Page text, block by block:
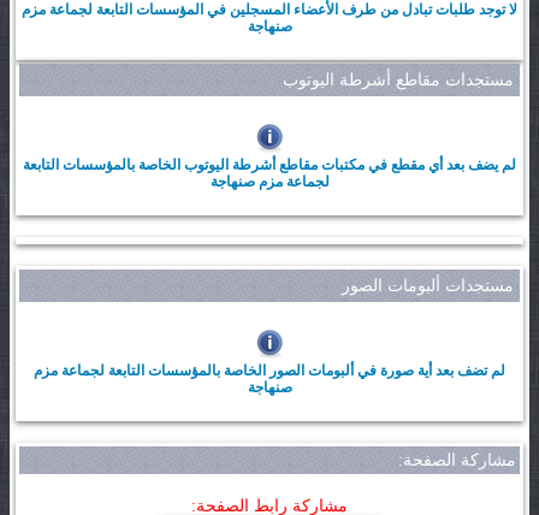
لا توجد طلبات تبادل من طرف الأعضاء المسجلين في المؤسسات التابعة لجماعة مزم
صنهاجة
مستجدات مقاطع أشرطة اليوتوب
لم يضف بعد أي مقطع في مكتبات مقاطع أشرطة اليوتوب الخاصة بالمؤسسات التابعة
لجماعة مزم صنهاجة
مستجدات ألبومات الصور
لم تضف بعد أية صورة في ألبومات الصور الخاصة بالمؤسسات التابعة لجماعة مزم
صنهاجة
مشاركة الصفحة:
مشاركة رابط الصفحة: